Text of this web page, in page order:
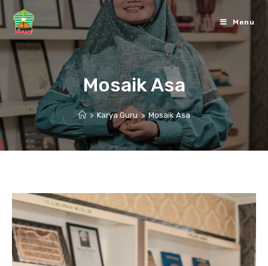
Skip
to
content
Menu
Mosaik Asa
> Karya Guru > Mosaik Asa